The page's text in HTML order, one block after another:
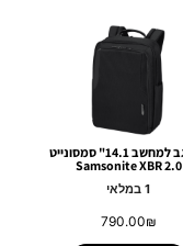
תיק גב למחשב 14.1" סמסונייט
Samsonite XBR 2.0
1 במלאי
790.00₪